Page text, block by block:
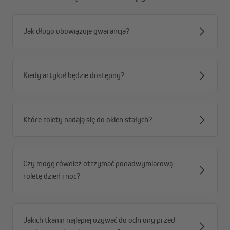
Szeroki wybór kolorów, rozmiarów i stopni
kolorów, rozmiarów i stopni przezroczystości. Naprzemienne
pasy tkanin przyciemniających i transparentnych umożliwiają
Jak długo obowiązuje gwarancja?
Kiedy artykuł będzie dostępny?
Które rolety nadają się do okien stałych?
Czy mogę również otrzymać ponadwymiarową
roletę dzień i noc?
Jakich tkanin najlepiej używać do ochrony przed